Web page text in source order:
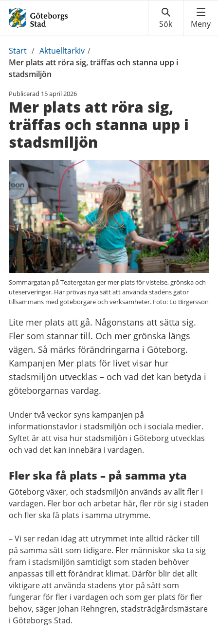
Du
är
här:
Start / Aktuelltarkiv /
Mer plats att röra sig, träffas och stanna upp i
stadsmiljön
Publicerad 15 april 2026
Mer plats att röra sig,
träffas och stanna upp i
stadsmiljön
Sommargatan på Teatergatan ger mer plats för vistelse, grönska och
uteserveringar. Här prövas nya sätt att använda stadens gator
tillsammans med göteborgare och verksamheter. Foto: Lo Birgersson
Lite mer plats att gå. Någonstans att sätta sig.
Fler som stannar till. Och mer grönska längs
vägen. Så märks förändringarna i Göteborg.
Kampanjen Mer plats för livet visar hur
stadsmiljön utvecklas – och vad det kan betyda i
göteborgarnas vardag.
Under två veckor syns kampanjen på
informationstavlor i stadsmiljön och i sociala medier.
Syftet är att visa hur stadsmiljön i Göteborg utvecklas
och vad det kan innebära i vardagen.
Fler ska få plats – på samma yta
Göteborg växer, och stadsmiljön används av allt fler i
vardagen. Fler bor och arbetar här, fler rör sig i staden
och fler ska få plats i samma utrymme.
– Vi ser redan idag att utrymmet inte alltid räcker till
på samma sätt som tidigare. Fler människor ska ta sig
fram i stadsmiljön samtidigt som staden behöver
anpassas till ett förändrat klimat. Därför blir det allt
viktigare att använda stadens ytor på sätt som
fungerar för fler i vardagen och som ger plats för fler
behov, säger Johan Rehngren, stadsträdgårdsmästare
i Göteborgs Stad.